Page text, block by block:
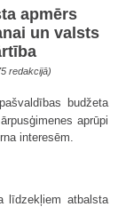
apmērs
un valsts
redakcijā)
budžeta
aprūpi
interesēm.
līdzekļiem atbalsta